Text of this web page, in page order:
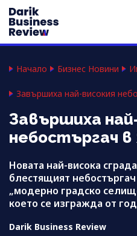
Начало Бизнес Новини
Завършиха най-високия
Завършиха
небостъргач в
Новата най-висока
блестящият
„модерно градско
което се изгражда от
Darik Business Review